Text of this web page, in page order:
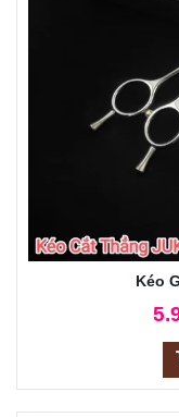
Kéo